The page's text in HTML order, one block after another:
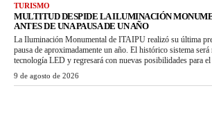
TURISMO
MULTITUD DESPIDE LA ILUMINACIÓN
ANTES DE UNA PAUSA DE UN AÑO
La Iluminación Monumental de ITAIPU realizó su última
pausa de aproximadamente un año. El histórico sistema será
tecnología LED y regresará con nuevas posibilidades para el
9 de agosto de 2026